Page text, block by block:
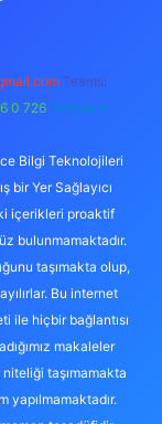
Teams:
0 726 Telegram:
Bilgi Teknolojileri
bir Yer Sağlayıcı
içerikleri proaktif
bulunmamaktadır.
taşımakta olup,
Bu internet
ile hiçbir bağlantısı
makaleler
taşımamakta
yapılmamaktadır.